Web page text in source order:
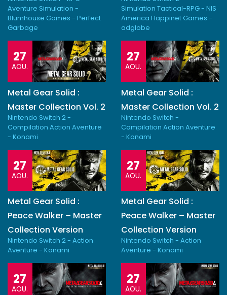
Aventure Simulation -
Blumhouse Games - Perfect
Garbage
Simulation Tactical-RPG - NIS
America Happinet Games -
adglobe
27
AOU.
Metal Gear Solid :
Master Collection Vol. 2
Nintendo Switch 2 -
Compilation Action Aventure
- Konami
27
AOU.
Metal Gear Solid :
Master Collection Vol. 2
Nintendo Switch -
Compilation Action Aventure
- Konami
27
AOU.
Metal Gear Solid :
Peace Walker – Master
Collection Version
Nintendo Switch 2 - Action
Aventure - Konami
27
AOU.
Metal Gear Solid :
Peace Walker – Master
Collection Version
Nintendo Switch - Action
Aventure - Konami
27
AOU.
27
AOU.